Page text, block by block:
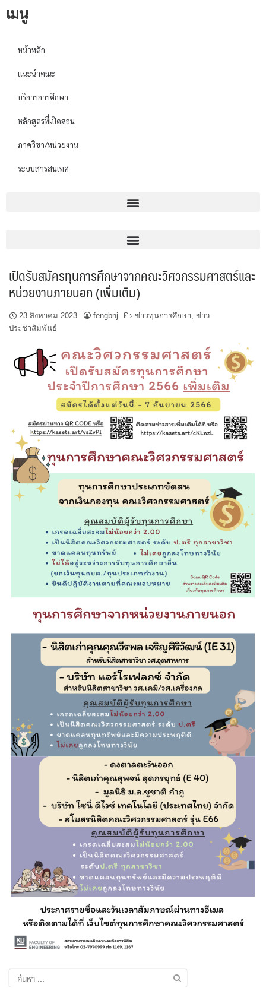
เมนู
หน้าหลัก
แนะนำคณะ
บริการการศึกษา
หลักสูตรที่เปิดสอน
ภาควิชา/หน่วยงาน
ระบบสารสนเทศ
เปิดรับสมัครทุนการศึกษาจากคณะวิศวกรรมศาสตร์และ
หน่วยงานภายนอก (เพิ่มเติม)
23 สิงหาคม 2023 fengbnj ข่าวทุนการศึกษา, ข่าว
ประชาสัมพันธ์